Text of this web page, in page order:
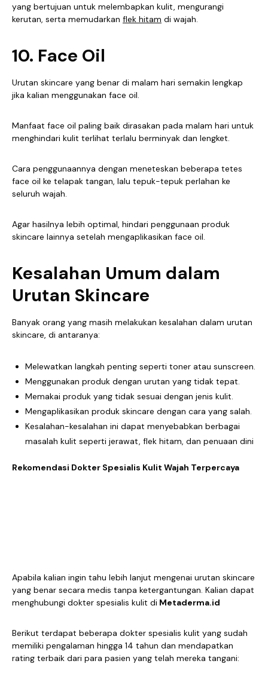
yang bertujuan untuk melembapkan kulit, mengurangi
kerutan, serta memudarkan flek hitam di wajah.
10. Face Oil
Urutan skincare yang benar di malam hari semakin lengkap
jika kalian menggunakan face oil.
Manfaat face oil paling baik dirasakan pada malam hari untuk
menghindari kulit terlihat terlalu berminyak dan lengket.
Cara penggunaannya dengan meneteskan beberapa tetes
face oil ke telapak tangan, lalu tepuk-tepuk perlahan ke
seluruh wajah.
Agar hasilnya lebih optimal, hindari penggunaan produk
skincare lainnya setelah mengaplikasikan face oil.
Kesalahan Umum dalam
Urutan Skincare
Banyak orang yang masih melakukan kesalahan dalam urutan
skincare, di antaranya:
Melewatkan langkah penting seperti toner atau sunscreen.
Menggunakan produk dengan urutan yang tidak tepat.
Memakai produk yang tidak sesuai dengan jenis kulit.
Mengaplikasikan produk skincare dengan cara yang salah.
Kesalahan-kesalahan ini dapat menyebabkan berbagai
masalah kulit seperti jerawat, flek hitam, dan penuaan dini
Rekomendasi Dokter Spesialis Kulit Wajah Terpercaya
Apabila kalian ingin tahu lebih lanjut mengenai urutan skincare
yang benar secara medis tanpa ketergantungan. Kalian dapat
menghubungi dokter spesialis kulit di Metaderma.id
Berikut terdapat beberapa dokter spesialis kulit yang sudah
memiliki pengalaman hingga 14 tahun dan mendapatkan
rating terbaik dari para pasien yang telah mereka tangani: